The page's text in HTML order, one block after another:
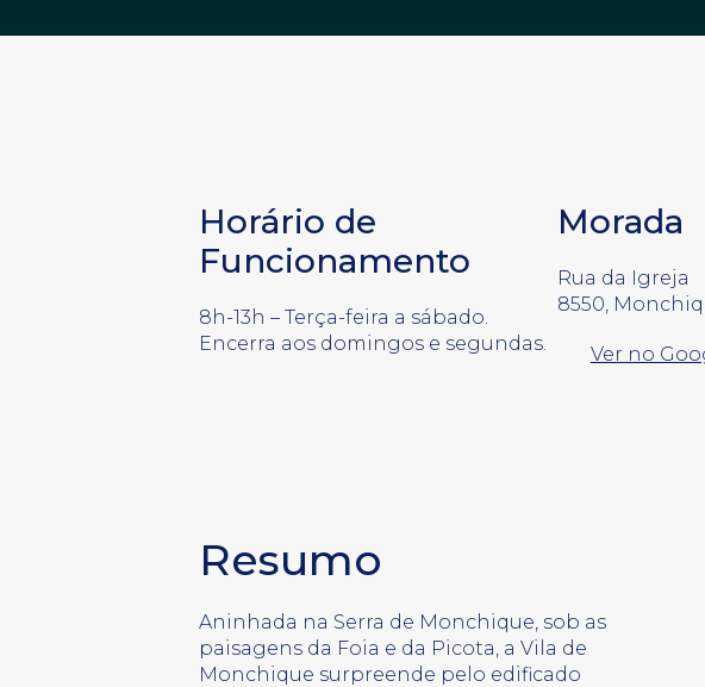
Horário de
Funcionamento
8h-13h – Terça-feira a sábado.
Encerra aos domingos e segundas.
Morada
Rua da Igreja
8550,
Ver no
Resumo
Aninhada na Serra de Monchique, sob as
paisagens da Foia e da Picota, a Vila de
Monchique surpreende pelo edificado